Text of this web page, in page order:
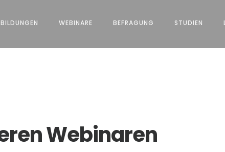
WEBINARE BEFRAGUNG STUDIEN
Webinaren